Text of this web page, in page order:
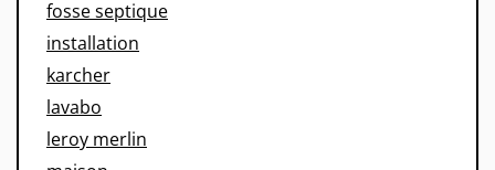
fosse septique
installation
karcher
lavabo
leroy merlin